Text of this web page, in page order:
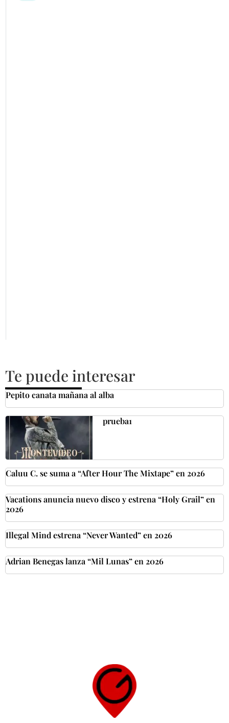
Te puede interesar
Pepito canata mañana al alba
prueba1
Caluu C. se suma a “After Hour The Mixtape” en 2026
Vacations anuncia nuevo disco y estrena “Holy Grail” en
2026
Illegal Mind estrena “Never Wanted” en 2026
Adrian Benegas lanza “Mil Lunas” en 2026